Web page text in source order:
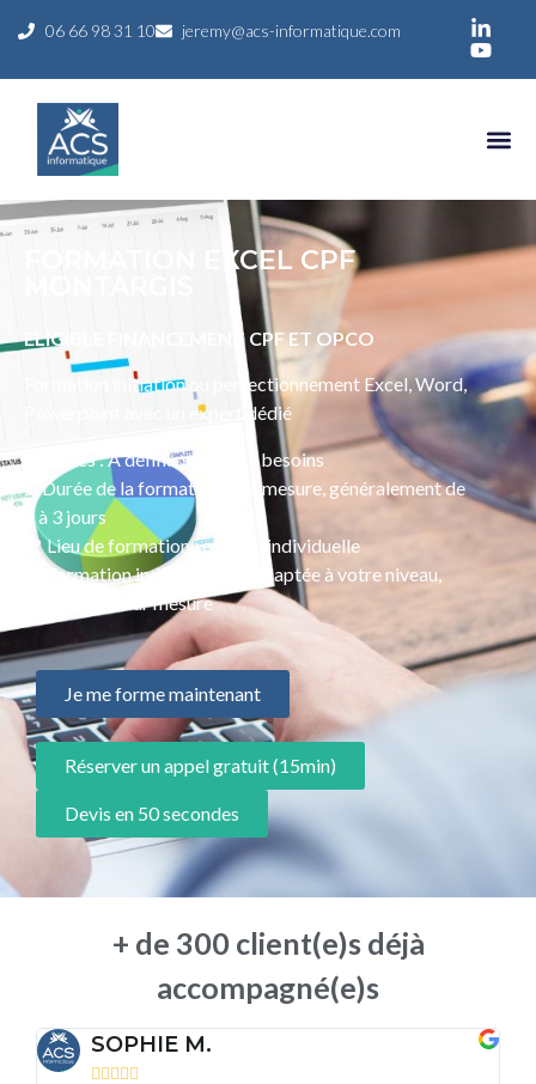
06 66 98 31 10 jeremy@acs-informatique.com
FORMATION EXCEL CPF
ELIGIBLE FINANCEMENT CPF ET OPCO
Formation initiation ou perfectionnement Excel, Word,
Powerpoint avec un expert dédié
📅 Dates : À définir selon vos besoins
⏳ Durée de la formation : Sur mesure, généralement de
1 à 3 jours
📍 Lieu de formation : en visio individuelle
📜 Formation individualisée, adaptée à votre niveau,
programme sur mesure
Je me forme maintenant
Réserver un appel gratuit (15min)
Devis en 50 secondes
+ de 300 client(e)s déjà
accompagné(e)s
SOPHIE M.
